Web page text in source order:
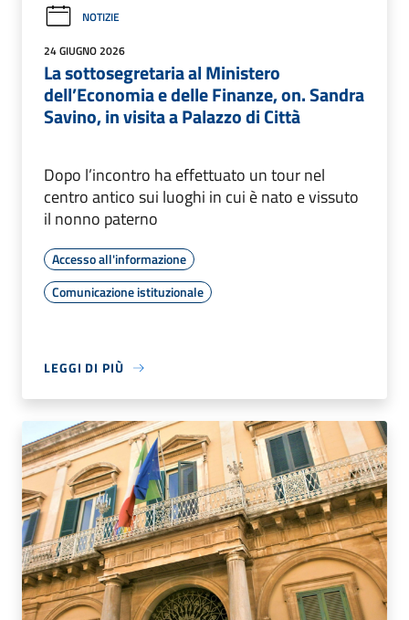
NOTIZIE
24 GIUGNO 2026
La sottosegretaria al Ministero
dell’Economia e delle Finanze, on. Sandra
Savino, in visita a Palazzo di Città
Dopo l’incontro ha effettuato un tour nel
centro antico sui luoghi in cui è nato e vissuto
il nonno paterno
Accesso all'informazione
Comunicazione istituzionale
LEGGI DI PIÙ